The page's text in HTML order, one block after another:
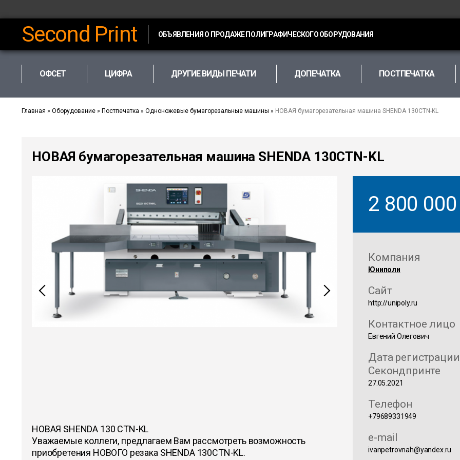
Second Print ОБЪЯВЛЕНИЯ О ПРОДАЖЕ ПОЛИГРАФИЧЕСКОГО ОБОРУДОВАНИЯ
ОФСЕТ ЦИФРА ДРУГИЕ ВИДЫ ПЕЧАТИ ДОПЕЧАТКА ПОСТПЕЧАТКА
Главная » Оборудование » Постпечатка » Одноножевые бумагорезальные машины » НОВАЯ бумагорезательная машина SHENDA 130CTN-KL
НОВАЯ бумагорезательная машина SHENDA 130CTN-KL
НОВАЯ SHENDA 130 CTN-KL
Уважаемые коллеги, предлагаем Вам рассмотреть возможность
приобретения НОВОГО резака SHENDA 130CTN-KL.
2 800
Компания
Юниполи
Сайт
http://unipoly.ru
Контактное лицо
Евгений Олегович
Дата
Секондпринте
27.05.2021
Телефон
+79689331949
e-mail
ivanpetrovnah@yandex.ru